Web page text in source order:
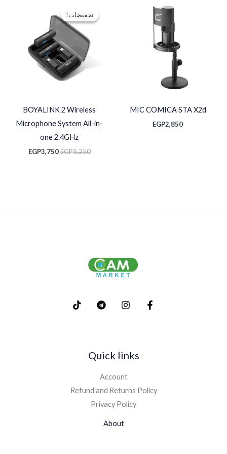
MIC COMICA STA X2d
EGP2,850
تخفيضات!
تخفيضات!
BOYALINK 2 Wireless
Microphone System All-in-
one 2.4GHz
EGP5,250
هو:
EGP5,250.
EGP3,750
Quick links
Account
Refund and Returns Policy
Privacy Policy
About